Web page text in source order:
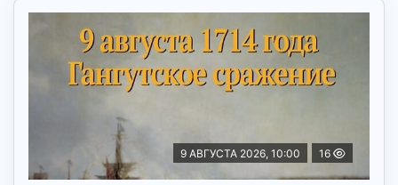
9 АВГУСТА 2026, 10:00 16